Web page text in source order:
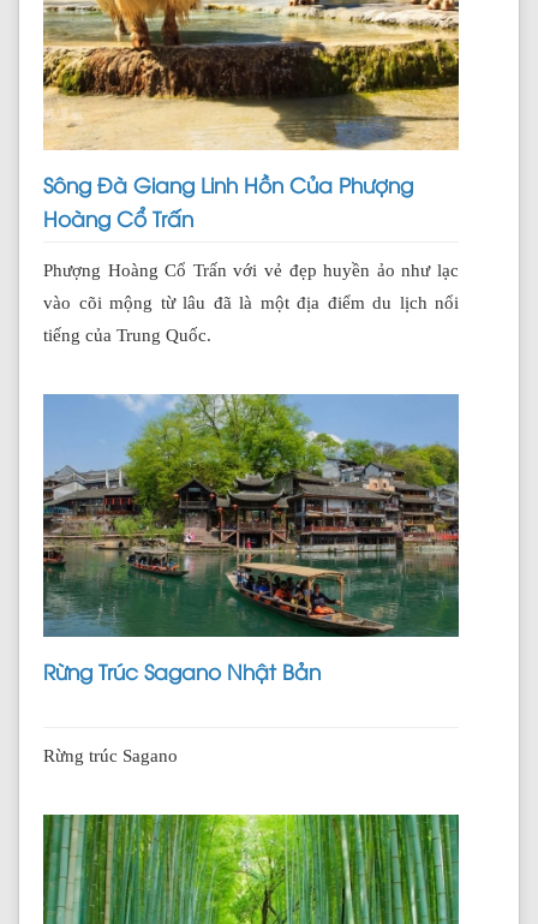
Sông Đà Giang Linh Hồn Của Phượng
Hoàng Cổ Trấn
Phượng Hoàng Cổ Trấn với vẻ đẹp huyền ảo như lạc
vào cõi mộng từ lâu đã là một địa điểm du lịch nổi
tiếng của Trung Quốc.
Rừng Trúc Sagano Nhật Bản
Rừng trúc Sagano